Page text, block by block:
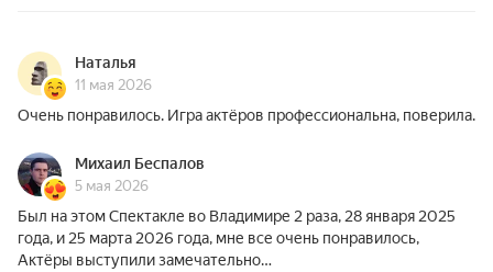
Наталья
11 мая 2026
Очень понравилось. Игра актёров профессиональна, поверила.
Михаил Беспалов
5 мая 2026
Был на этом Спектакле во Владимире 2 раза, 28 января 2025
года, и 25 марта 2026 года, мне все очень понравилось,
Актёры выступили замечательно…